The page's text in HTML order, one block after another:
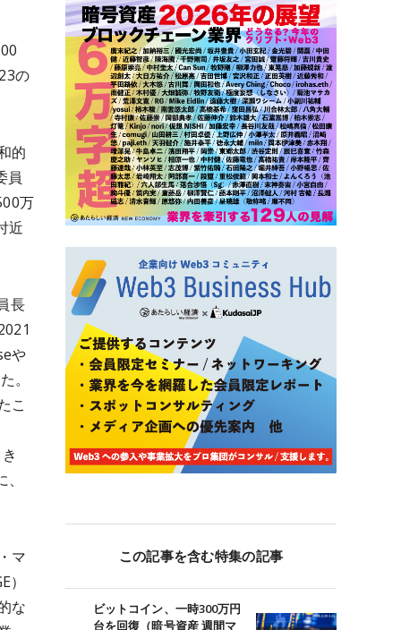
の
的
員
万
近
長
や
。
こ
マ
な
この記事を含む特集の記事
ビットコイン、一時300万円
台を回復（暗号資産 週間マ